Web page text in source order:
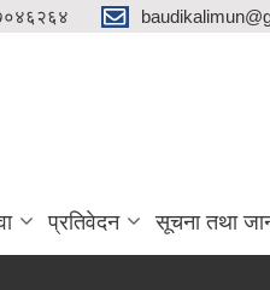
प्रतिवेदन सूचना तथा